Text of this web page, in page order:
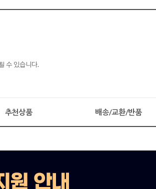
수 있습니다.
추천상품 배송/교환/반품